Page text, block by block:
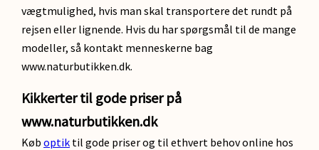
vægtmulighed, hvis man skal transportere det rundt på
rejsen eller lignende. Hvis du har spørgsmål til de mange
modeller, så kontakt menneskerne bag
www.naturbutikken.dk.
Kikkerter til gode priser på
www.naturbutikken.dk
Køb optik til gode priser og til ethvert behov online hos